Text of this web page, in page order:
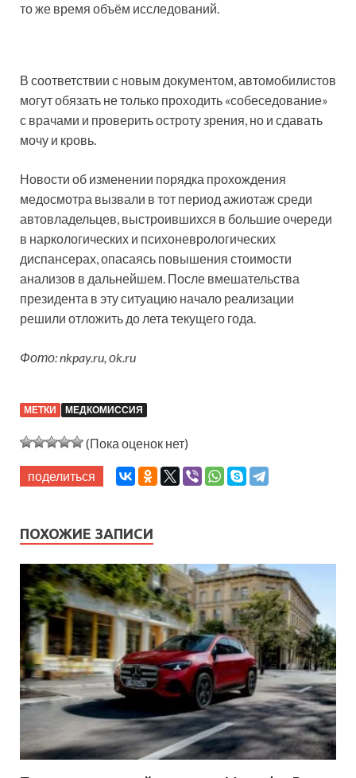
то же время объём исследований.
В соответствии с новым документом, автомобилистов
могут обязать не только проходить «собеседование»
с врачами и проверить остроту зрения, но и сдавать
мочу и кровь.
Новости об изменении порядка прохождения
медосмотра вызвали в тот период ажиотаж среди
автовладельцев, выстроившихся в большие очереди
в наркологических и психоневрологических
диспансерах, опасаясь повышения стоимости
анализов в дальнейшем. После вмешательства
президента в эту ситуацию начало реализации
решили отложить до лета текущего года.
Фото: nkpay.ru, оk.ru
МЕТКИ МЕДКОМИССИЯ
(Пока оценок нет)
поделиться
ПОХОЖИЕ ЗАПИСИ